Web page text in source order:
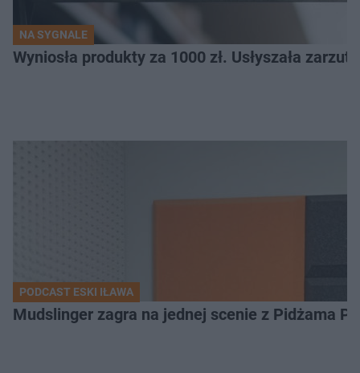
NA SYGNALE
Wyniosła produkty za 1000 zł. Usłyszała zarzuty
PODCAST ESKI IŁAWA
Mudslinger zagra na jednej scenie z Pidżama